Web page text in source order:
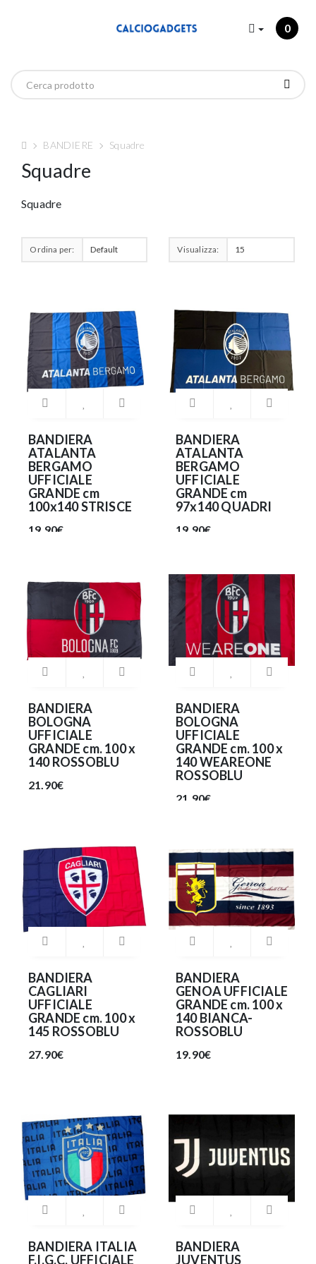
0
BANDIERE Squadre
Squadre
Squadre
Ordina per: Visualizza:
BANDIERA
ATALANTA
BERGAMO
UFFICIALE
GRANDE cm
100x140 STRISCE
19.90€
BANDIERA
ATALANTA
BERGAMO
UFFICIALE
GRANDE cm
97x140 QUADRI
19.90€
BANDIERA
BOLOGNA
UFFICIALE
GRANDE cm. 100 x
140 ROSSOBLU
21.90€
BANDIERA
BOLOGNA
UFFICIALE
GRANDE cm. 100 x
140 WEAREONE
ROSSOBLU
21.90€
BANDIERA
CAGLIARI
UFFICIALE
GRANDE cm. 100 x
145 ROSSOBLU
27.90€
BANDIERA
GENOA UFFICIALE
GRANDE cm. 100 x
140 BIANCA-
ROSSOBLU
19.90€
BANDIERA ITALIA
F.I.G.C. UFFICIALE
BANDIERA
JUVENTUS